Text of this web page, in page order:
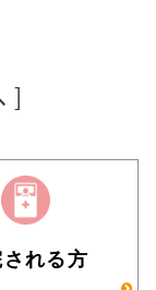
される方